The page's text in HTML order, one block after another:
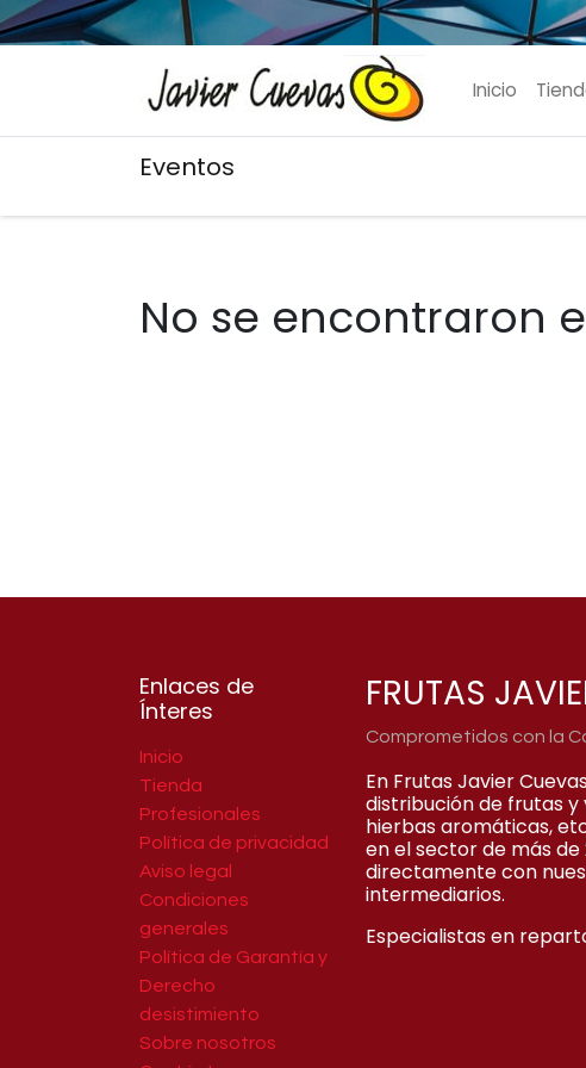
Inicio
Eventos
No se encontraron
Enlaces de
Ínteres
Inicio
Tienda
Profesionales
Política de privacidad
Aviso legal
Condiciones
generales
Política de Garantía y
Derecho
desistimiento
Sobre nosotros
FRUTAS
Comprometidos con la
En Frutas Javier
distribución de frutas
hierbas aromáticas,
en el sector de más
directamente con
intermediarios.
Especialistas en